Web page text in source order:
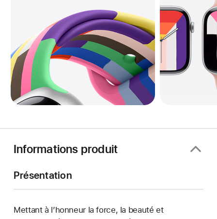
Informations produit
Présentation
Mettant à l’honneur la force, la beauté et